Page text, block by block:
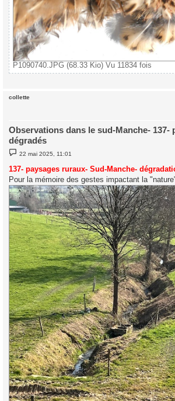
P1090740.JPG (68.33 Kio) Vu 11834 fois
collette
Observations dans le sud-Manche- 137-
dégradés
M
e
s
s
a
g
e
22 mai 2025, 11:01
137- paysages ruraux- Sud-Manche-
Pour la mémoire des gestes impactant la